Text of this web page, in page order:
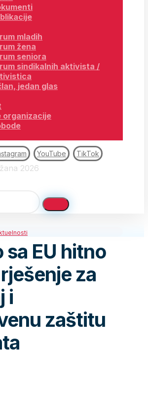
mladih
žena
seniora
sindikalnih aktivista /
jedan glas
organizacije
YouTube TikTok
2026
sa EU hitno
za
i
zaštitu